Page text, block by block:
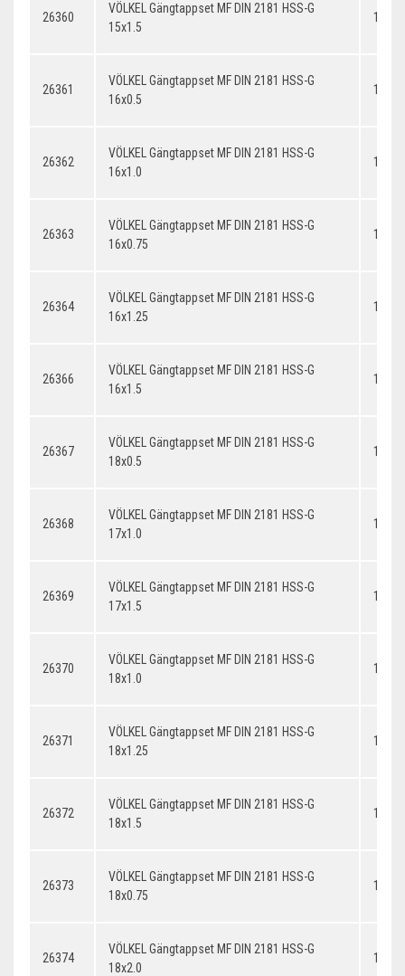
26360
VÖLKEL Gängtappset MF DIN 2181 HSS-G
15x1.5
26361
VÖLKEL Gängtappset MF DIN 2181 HSS-G
16x0.5
26362
VÖLKEL Gängtappset MF DIN 2181 HSS-G
16x1.0
26363
VÖLKEL Gängtappset MF DIN 2181 HSS-G
16x0.75
26364
VÖLKEL Gängtappset MF DIN 2181 HSS-G
16x1.25
26366
VÖLKEL Gängtappset MF DIN 2181 HSS-G
16x1.5
26367
VÖLKEL Gängtappset MF DIN 2181 HSS-G
18x0.5
26368
VÖLKEL Gängtappset MF DIN 2181 HSS-G
17x1.0
26369
VÖLKEL Gängtappset MF DIN 2181 HSS-G
17x1.5
26370
VÖLKEL Gängtappset MF DIN 2181 HSS-G
18x1.0
26371
VÖLKEL Gängtappset MF DIN 2181 HSS-G
18x1.25
26372
VÖLKEL Gängtappset MF DIN 2181 HSS-G
18x1.5
26373
VÖLKEL Gängtappset MF DIN 2181 HSS-G
18x0.75
26374
VÖLKEL Gängtappset MF DIN 2181 HSS-G
18x2.0